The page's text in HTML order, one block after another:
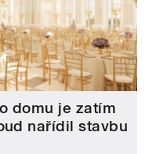
domu je zatím
nařídil stavbu